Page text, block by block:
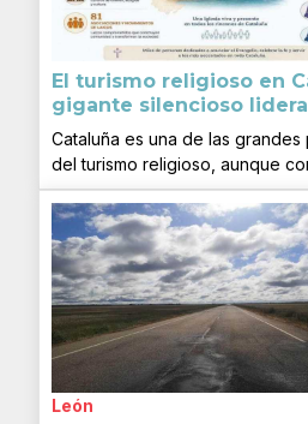
El turismo religioso en
gigante silencioso
Cataluña es una de las
del turismo religioso, aunque
León